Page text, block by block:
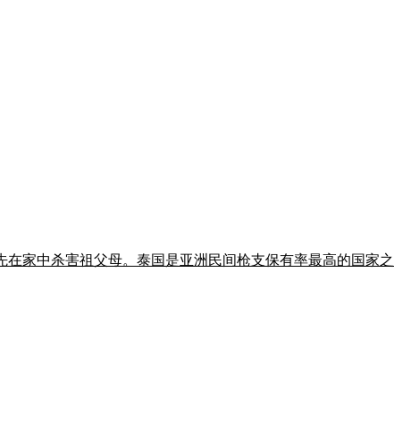
家中杀害祖父母。泰国是亚洲民间枪支保有率最高的国家之